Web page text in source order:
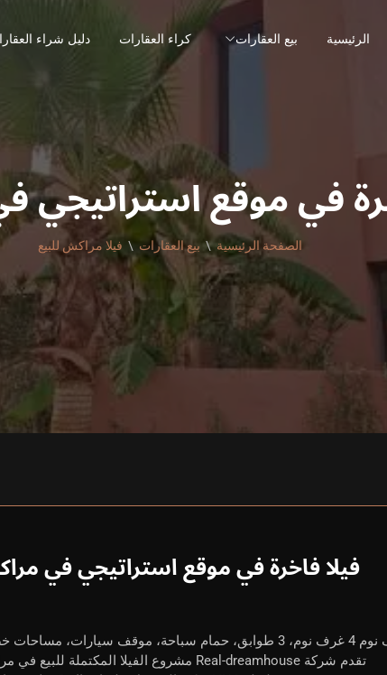
الرئيسية بيع العقارات كراء العقارات دليل شراء
في موقع
الصفحة الرئيسية بيع العقارات فيلا مراكش للبيع
فيلا فاخرة في موقع استراتيجي في
تقدم شركة Real-dreamhouse مشروع الفيلا المكتملة للبيع في مراكش.